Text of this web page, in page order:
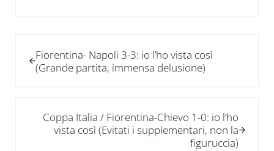
Fiorentina- Napoli 3-3: io l’ho vista così
(Grande partita, immensa delusione)
Coppa Italia / Fiorentina-Chievo 1-0: io l’ho
vista così (Evitati i supplementari, non la
figuruccia)